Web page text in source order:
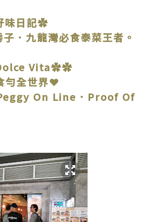
日記✿
．九龍灣必食泰菜王者。
Vita✿✿
勻全世界❤
On Line．Proof Of